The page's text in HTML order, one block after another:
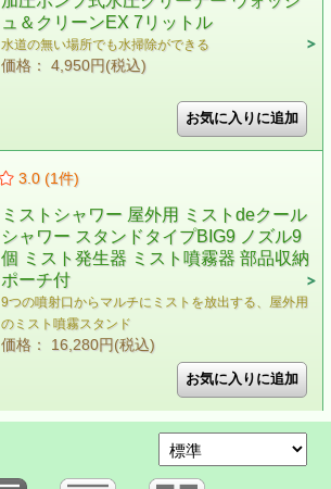
ュ＆クリーンEX 7リットル
水道の無い場所でも水掃除ができる
価格： 4,950円(税込)
3.0 (1件)
ミストシャワー 屋外用 ミストdeクール
シャワー スタンドタイプBIG9 ノズル9
個 ミスト発生器 ミスト噴霧器 部品収納
ポーチ付
9つの噴射口からマルチにミストを放出する、屋外用
のミスト噴霧スタンド
価格： 16,280円(税込)